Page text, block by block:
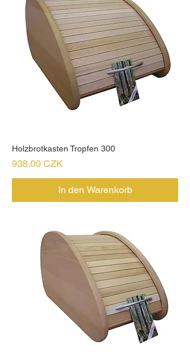
Holzbrotkasten Tropfen 300
Preis
938,00 CZK
In den Warenkorb